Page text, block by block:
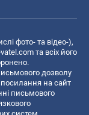
фото- та відео-),
та всіх його
дозволу
посилання на сайт
письмового